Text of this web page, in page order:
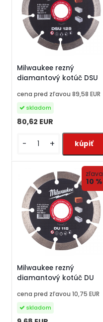
Milwaukee rezný
diamantový kotúč DSU
cena pred zľavou 89,58 EUR
80,62 EUR
skladom
- +
Milwaukee rezný
diamantový kotúč DU
cena pred zľavou 10,75 EUR
skladom
zľava
10 %